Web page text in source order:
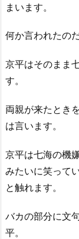
まいます。
何か言われたの
京平はそのまま
す。
両親が来たとき
は言います。
京平は七海の機
みたいに笑って
と触れます。
バカの部分に文
平。